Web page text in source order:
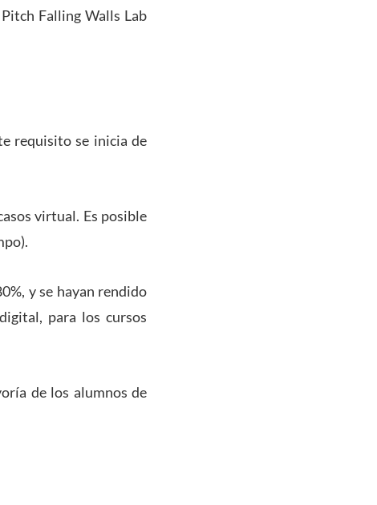
Falling Walls Lab
requisito se inicia de
virtual. Es posible
y se hayan rendido
para los cursos
de los alumnos de